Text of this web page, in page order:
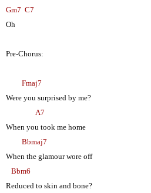
Gm7 C7
Oh
Pre-Chorus:
Fmaj7
Were you surprised by me?
A7
When you took me home
Bbmaj7
When the glamour wore off
Bbm6
Reduced to skin and bone?